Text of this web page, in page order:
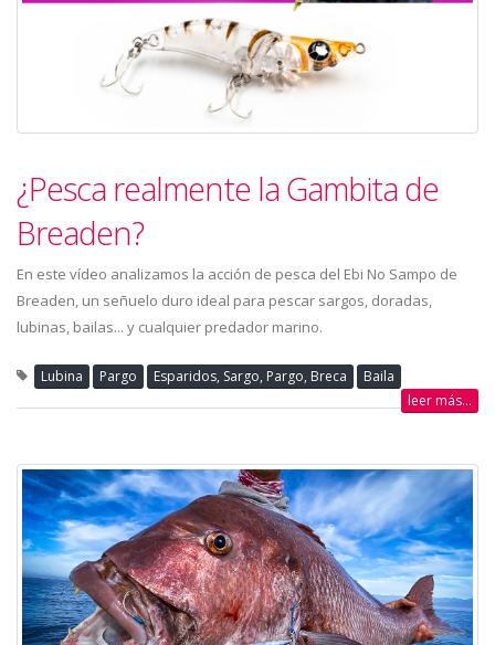
¿Pesca realmente la Gambita de
Breaden?
En este vídeo analizamos la acción de pesca del Ebi No Sampo de
Breaden, un señuelo duro ideal para pescar sargos, doradas,
lubinas, bailas... y cualquier predador marino.
Lubina Pargo Esparidos, Sargo, Pargo, Breca
Baila
leer más...